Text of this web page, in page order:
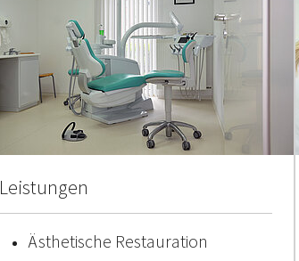
Leistungen
Ästhetische Restauration